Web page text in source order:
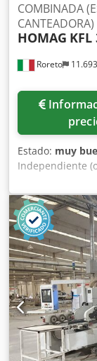
Roreto
COMBINADA
CANTEADORA)
HOMAG
Información de
Estado: muy
Independiente
en rollo (Min/
(min/max) mm
250 / 2500
- 35 Csdpszrd
insonorisacion
1000 PARTE
Pulverizador
Kw 4,5)
(para cada
Prefusor) A3
(almacen por